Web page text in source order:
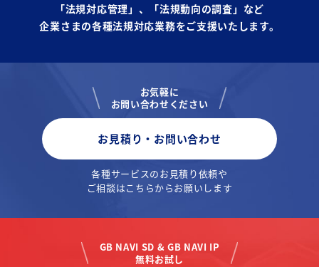
「法規対応管理」、「法規動向の調査」など
企業さまの各種法規対応業務をご支援いたします。
お気軽に
お問い合わせください
お見積り・お問い合わせ
各種サービスのお見積り依頼や
ご相談はこちらからお願いします
GB NAVI SD & GB NAVI IP
無料お試し